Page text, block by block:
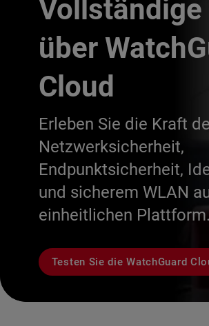
über
Cloud
Erleben Sie die Kraft
Netzwerksicherheit,
Endpunktsicherheit,
und sicherem WLAN
einheitlichen
Testen Sie die WatchGuard